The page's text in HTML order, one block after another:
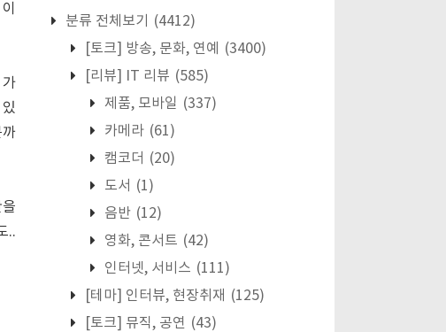
..
분류 전체보기
(4412)
[토크] 방송, 문화, 연예
(3400)
[리뷰] IT 리뷰 (585)
제품, 모바일 (337)
카메라 (61)
캠코더 (20)
도서 (1)
음반 (12)
영화, 콘서트 (42)
인터넷, 서비스 (111)
[테마] 인터뷰, 현장취재 (125)
[토크] 뮤직, 공연 (43)